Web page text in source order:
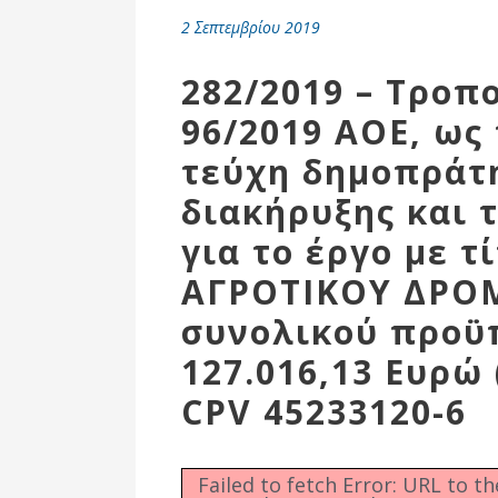
Αθλητικές
Υποδομές
2 Σεπτεμβρίου 2019
282/2019 –
96/2019 ΑΟΕ, ως
τεύχη
διακήρυξης και
για το έργο με
ΑΓΡΟΤΙΚΟΥ
συνολικού
127.016,13
CPV 45233120-6
Failed to fetch Error: URL to